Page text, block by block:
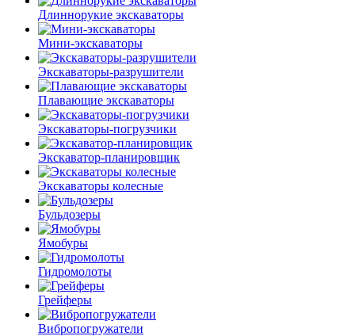
Длиннорукие экскаваторы
Мини-экскаваторы
Экскаваторы-разрушители
Плавающие экскаваторы
Экскаваторы-погрузчики
Экскаватор-планировщик
Экскаваторы колесные
Бульдозеры
Ямобуры
Гидромолоты
Грейферы
Вибро­погружатели